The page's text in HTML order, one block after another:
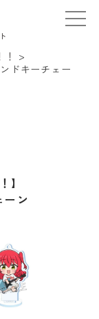
>
ドキーチェー
】
ーン